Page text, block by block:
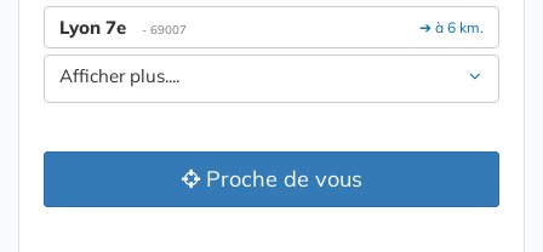
➔ à 6 km.
Lyon 7e - 69007
Afficher plus....
Proche de vous